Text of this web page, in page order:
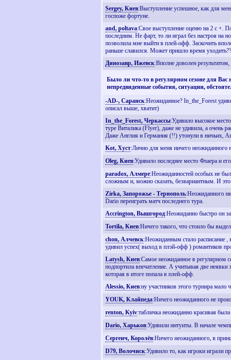
Sergey, Киев:Выступление успешное, как для
госпоже фортуне.
and, poltava:Свое выступление оценю на 2 с +.
последним. Не фарт, то ли играл без настроя на
позволила мне выйти в плей-офф. Заскочить
раньше славился. Может пришло время
Динозавр, Ижевск:Вполне доволен
Было ли что-то в регулярном сезоне для
непредвиденные события, ситуации,
-AD-, Саранск:Неожиданное? In_the_Forest
описал выше, хватит)
In_the_Forest, Черкассы:Удивило высокое
туре Виталика (Flyer), даже не удивила, а очень
Даже Англия и Германия (!!) утонули в ничьих,
Kot, Хуст:Лично для меня ничего неожиданного
Oleg, Киев:Удивило последнее место Флаера и
paradox, Алмере:Неожиданностей особых не
сложным и, можно сказать, безвариантным. И
Zirka, Запорожье - Тернополь:Неожиданного
Dario переиграть матч последнего тура.
Accrington, Вышгород:Неожиданно быстро он
Tortila, Киев:Ничего такого, что стоило бы
chon, Алчевск:Неожиданным стало расписание ,
удивил успех( выход в плэй-офф ) романтиков
Latysh, Киев:Самое неожиданное в регулярном
подпортила впечатление. А учитывая две
которая в итоге попала в плей-офф.
Alessio, Киев:ну участников этого турнира
YOUK, Клайпеда:Ничего неожиданного не
renton, Kyiv:табличка неожиданно красивая была
Dario, Харьков:Удивили интуиты. В начале
Сергеич, Королёв:Ничего неожиданного, в
D79, Волочиск:Удивило то, как игроки играли